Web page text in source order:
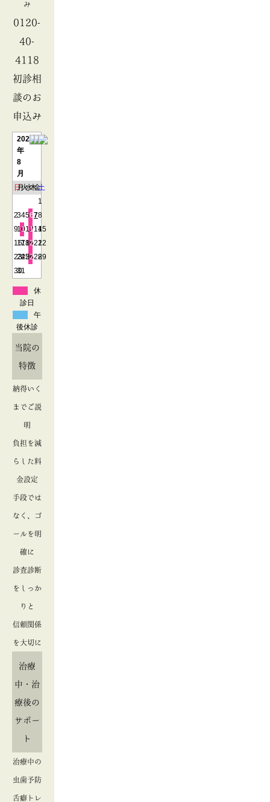
み
0120-
40-
4118
初診相
談のお
申込み
2026
年
8
月
日月火水木金土
1
2345678
9101112131415
16
171819202122
23242526272829
30
31
休
診日
午
後休診
当院の
特徴
納得いく
までご説
明
負担を減
らした料
金設定
手段では
なく、ゴ
ールを明
確に
診査診断
をしっか
りと
信頼関係
を大切に
治療
中・治
療後の
サポー
ト
治療中の
虫歯予防
舌癖トレ